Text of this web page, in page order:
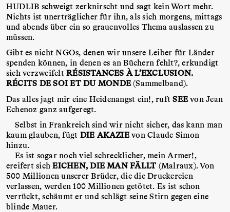
HUDLIB schweigt zerknirscht und sagt kein Wort mehr.
Nichts ist unerträglicher für ihn, als sich morgens, mittags
und abends über ein so grauenvolles Thema auslassen zu
müssen.
Gibt es nicht NGOs, denen wir unsere Leiber für Länder
spenden können, in denen es an Büchern fehlt?, erkundigt
sich verzweifeltRÉSISTANCES À L’EXCLUSION.
RÉCITS DE SOI ET DU MONDE(Sammelband).
Das alles jagt mir eine Heidenangst ein!, ruftSEEvon Jean
Echenoz ganz aufgeregt.
Selbst in Frankreich sind wir nicht sicher, das kann man
kaum glauben, fügt DIE AKAZIEvon Claude Simon
hinzu.
Es ist sogar noch viel schrecklicher, mein Armer!,
ereifert sichEICHEN, DIE MAN FÄLLT (Malraux). Von
500 Millionen unserer Brüder, die die Druckereien
verlassen, werden 100 Millionen getötet. Es ist schon
verrückt, schäumt er und schlägt seine Stirn gegen eine
blinde Mauer.